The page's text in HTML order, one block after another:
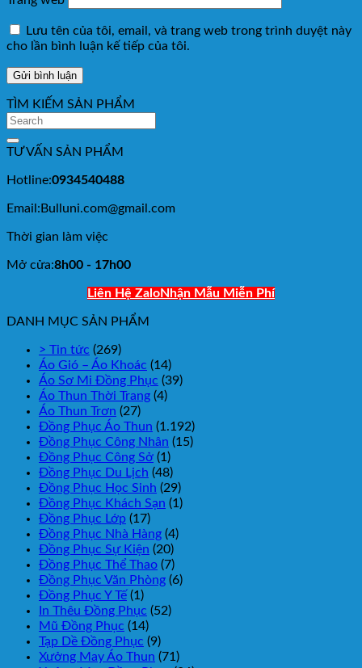
Lưu tên của tôi, email, và trang web trong trình duyệt này
cho lần bình luận kế tiếp của tôi.
TÌM KIẾM SẢN PHẨM
TƯ VẤN SẢN PHẨM
Hotline:0934540488
Email:Bulluni.com@gmail.com
Thời gian làm việc
Mở cửa:8h00 - 17h00
Liên Hệ ZaloNhận Mẫu Miễn Phí
DANH MỤC SẢN PHẨM
> Tin tức (269)
Áo Gió – Áo Khoác (14)
Áo Sơ Mi Đồng Phục (39)
Áo Thun Thời Trang (4)
Áo Thun Trơn (27)
Đồng Phục Áo Thun (1.192)
Đồng Phục Công Nhân (15)
Đồng Phục Công Sở (1)
Đồng Phục Du Lịch (48)
Đồng Phục Học Sinh (29)
Đồng Phục Khách Sạn (1)
Đồng Phục Lớp (17)
Đồng Phục Nhà Hàng (4)
Đồng Phục Sự Kiện (20)
Đồng Phục Thể Thao (7)
Đồng Phục Văn Phòng (6)
Đồng Phục Y Tế (1)
In Thêu Đồng Phục (52)
Mũ Đồng Phục (14)
Tạp Dề Đồng Phục (9)
Xưởng May Áo Thun (71)